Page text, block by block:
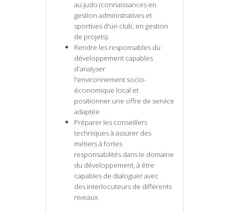
au judo (connaissances en
gestion administratives et
sportives d'un club, en gestion
de projets).
Rendre les responsables du
développement capables
d'analyser
l'environnement socio-
économique local et
positionner une offre de service
adaptée
Préparer les conseillers
techniques à assurer des
métiers à fortes
responsabilités dans le domaine
du développement, à être
capables de dialoguer avec
des interlocuteurs de différents
niveaux.